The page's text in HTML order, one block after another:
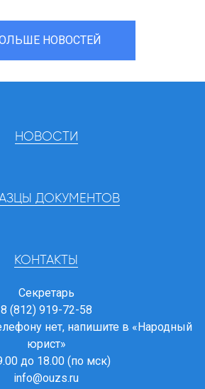
НОВОСТЕЙ
НОВОСТИ
ДОКУМЕНТОВ
КОНТАКТЫ
Секретарь
8 (812) 919-72-58
нет, напишите в «Народный
юрист»
до 18.00 (по мск)
info@ouzs.ru